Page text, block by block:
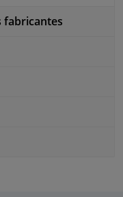
fabricantes